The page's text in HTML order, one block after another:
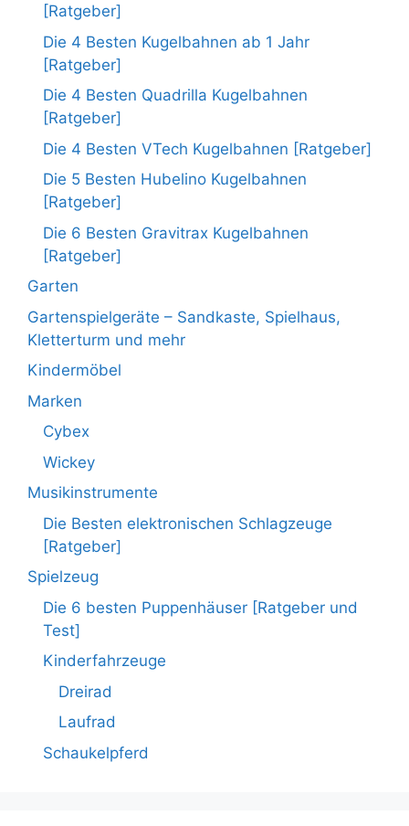
[Ratgeber]
Die 4 Besten Kugelbahnen ab 1 Jahr
[Ratgeber]
Die 4 Besten Quadrilla Kugelbahnen
[Ratgeber]
Die 4 Besten VTech Kugelbahnen [Ratgeber]
Die 5 Besten Hubelino Kugelbahnen
[Ratgeber]
Die 6 Besten Gravitrax Kugelbahnen
[Ratgeber]
Garten
Gartenspielgeräte – Sandkaste, Spielhaus,
Kletterturm und mehr
Kindermöbel
Marken
Cybex
Wickey
Musikinstrumente
Die Besten elektronischen Schlagzeuge
[Ratgeber]
Spielzeug
Die 6 besten Puppenhäuser [Ratgeber und
Test]
Kinderfahrzeuge
Dreirad
Laufrad
Schaukelpferd